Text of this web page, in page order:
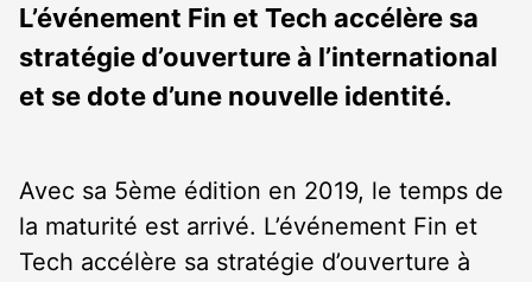
L’événement Fin et Tech accélère sa
stratégie d’ouverture à l’international
et se dote d’une nouvelle identité.
Avec sa 5ème édition en 2019, le temps de
la maturité est arrivé. L’événement Fin et
Tech accélère sa stratégie d’ouverture à